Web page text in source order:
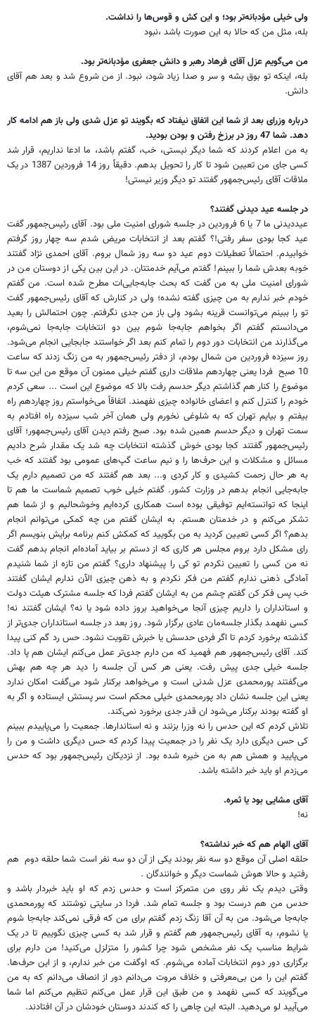
ولی خیلی مؤدبانه‌تر بود؛ و این کش و قوس‌ها را نداشت.
بله، مثل من که حالا به این صورت باشد ،نبود
من می‌گویم عزل آقای فرهاد رهبر و دانش جعفری مؤدبانه‌تر بود.
بله، اینکه تو بوق بشه و سر و صدا زیاد شود، نبود. از من شروع شد و بعد هم آقای
دانش.
درباره وزرای بعد از شما این اتفاق نیفتاد که بگویند تو عزل شدی ولی باز هم ادامه کار
دهد. شما 47 روز در برزخ رفتن و بودن بودید.
به من اعلام کردند که شما دیگر نیستی، خب، گفتم باشد، ما ادعا نداریم، قرار شد
کسی جای من تعیین شود تا کار را تحویل بدهم. دقیقاً روز 14 فروردین 1387 در یک
ملاقات آقای رئیس‌جمهور گفتند تو دیگر وزیر نیستی!
در جلسه عید دیدنی گفتند؟
عیددیدنی ما 7 یا 6 فروردین در جلسه شورای امنیت ملی بود. آقای رئیس‌جمهور گفت
عید کجا بودی سفر رفتی!؟ گفتم بعد از انتخابات مریض شدم سه چهار روز گرفتم
خوابیدم. احتمالاً تعطیلات دوم عید دو سه روز شمال بروم. آقای احمدی نژاد گفتند
خوبه بعدش شما را ببینم! گفتم می‌آیم خدمتتان. در این بین یکی از دوستان من در
شورای امنیت ملی به من گفت که بحث جابه‌جایی‌ات مطرح شده است. من گفتم
خودم خبر ندارم به من چیزی گفته نشده؛ ولی در کنارش که آقای رئیس‌جمهور گفت
تو را ببینم می‌توانست قرینه بشود ولی باز من جدی نگرفتم. چون احتمالش را بعید
می‌دانستم گفتم اگر بخواهم جابه‌جا شوم بین دو انتخابات جابه‌جا نمی‌شوم،
می‌گذارند من انتخابات دور دوم را تمام کنم بعد اگر خواستند جابجایی انجام می‌شود.
روز سیزده فروردین من شمال بودم، از دفتر رئیس‌جمهور به من زنگ زدند که ساعت
10 صبح فردا یعنی چهاردهم ملاقات داری گفتم خیلی ممنون آن موقع من این سه تا
موضوع را کنار هم گذاشتم دیگر حدسم رفت بالا که موضوع این است ... سعی کردم
خودم را کنترل کنم و اعضای خانواده چیزی نفهمند. اتفاقاً می‌خواستم روز چهاردهم راه
بیفتم و بیایم تهران که به شلوغی نخورم ولی همان آخر شب سیزده راه افتادم به
سمت تهران و دیگر حدسم همین شده بود. صبح رفتم دیدن آقای رئیس‌جمهور؛ آقای
رئیس‌جمهور گفتند کجا بودی خوش گذشته انتخابات چه شد یک مقدار شرح دادیم
مسائل و مشکلات و این حرف‌ها را و نیم ساعت گپ‌های عمومی بود گفتند که خب
به هر حال زحمت کشیدی و کار کردی و... بعد هم گفتند که من تصمیم دارم یک
جابه‌جایی انجام بدهم در وزارت کشور. گفتم خیلی خوب تصمیم شماست ما هم تا
اینجا که توانسته‌ایم توفیقی بوده است همکاری کرده‌ایم وخوشحالیم و از شما هم
تشکر می‌کنم و در خدمتان هستم. به ایشان گفتم من چه کمکی می‌توانم انجام
بدهم؟ اگر کسی تعیین کردید به من بگویید که کمکش کنم برنامه برایش بنویسم اگر
رای مشکل دارد بروم مجلس هر کاری که از دستم بر بیاید آماده‌ام انجام بدهم گفت
نه من کسی را تعیین نکردم تو کی را پیشنهاد داری؟ گفتم من تازه از شما شنیدم
آمادگی ذهنی ندارم گفتم من فکر نکردم و به ذهن چیزی الآن ندارم ایشان گفتند
خب پس فکر کن گفتم چشم من به ایشان گفتم فردا که جلسه مشترک هیئت دولت
و استانداران را داریم چیزی آنجا می‌خواهید بروز داده شود یا نه؟ ایشان گفتند نه!
کسی نفهمد بگذار جلسه‌مان عادی برگزار شود. روز بعد در جلسه استانداران جدی‌تر از
گذشته برخورد کردم تا اگر فردی حدسش یا خبرش تقویت نشود. حس رد گم کنی پیدا
کند. آقای رئیس‌جمهور هم فهمید که من دارم جدی‌تر عمل می‌کنم ایشان هم پا داد.
جلسه خیلی جدی پیش رفت. یعنی هر کس آن جلسه را دید هر چه هم بهش
می‌گفتند پور‌محمدی عزل شدنی است و می‌خواهد برکنار شود می‌گفت امکان ندارد
یعنی این جلسه نشان داد پور‌محمدی خیلی محکم است سر پستش ایستاده و اگر به
او گفته بودند برکنار می‌شود ان قدر جدی برخورد نمی‌کند.
تلاش کردم که این حدس را نه وزرا بزنند و نه استاندار‌ها. جمعیت را می‌پاییدم ببینم
کی حس دیگری دارد یک نفر را در جمعیت پیدا کردم که حس دیگری داشت و من را
می‌پایید و همش هم به من خیره شده بود. از نزدیکان رئیس‌جمهور بود که حدس
می‌زدم او باید خبر داشته باشد.
آقای مشایی بود یا ثمره.
نه!
آقای الهام هم که خبر نداشته؟
حلقه اصلی آن موقع دو سه نفر بودند یکی از آن دو سه نفر است شما حلقه دوم هم
رفتید و حالا هوش شماست دیگر و خوانندگان .
وقتی دیدم یک نفر روی من متمرکز است و حدس زدم که او باید خبردار باشد و
حدس من هم درست بود و جلسه تمام شد. فردا در سایتی نوشتند که پور‌محمدی
جابه‌جا می‌شود. من به آن آقا زنگ زدم گفتم برای من که فرقی نمی‌کند جابه‌جا شوم
یا نشوم، به آقای رئیس‌جمهور هم گفتم و قرار شد به کسی چیزی نگوییم تا در یک
شرایط مناسب یک نفر مشخص شود چرا کشور را متزلزل می‌کنید! من دارم برای
برگزاری دور دوم انتخابات آماده می‌شوم. که اوگفت من خبر ندارم، و از این حرف‌ها.
گفتم این را من بی‌معرفتی و خلاف مروت می‌دانم دور از انصاف می‌دانم که به من
می‌گویند که کسی نفهمد و من طبق این قرار عمل می‌کنم تنظیم می‌کنم اما شما
می‌آیید لو می‌دهید. البته این چاهی را که کندند دوستان خودشان در آن افتادند.